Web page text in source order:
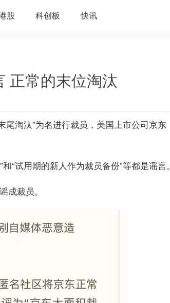
股 科创板 快讯
正常的末位淘汰
尾淘汰”为名进行裁员，美国上市公司京东
“试用期的新人作为裁员备份”等都是谣言。
成裁员。